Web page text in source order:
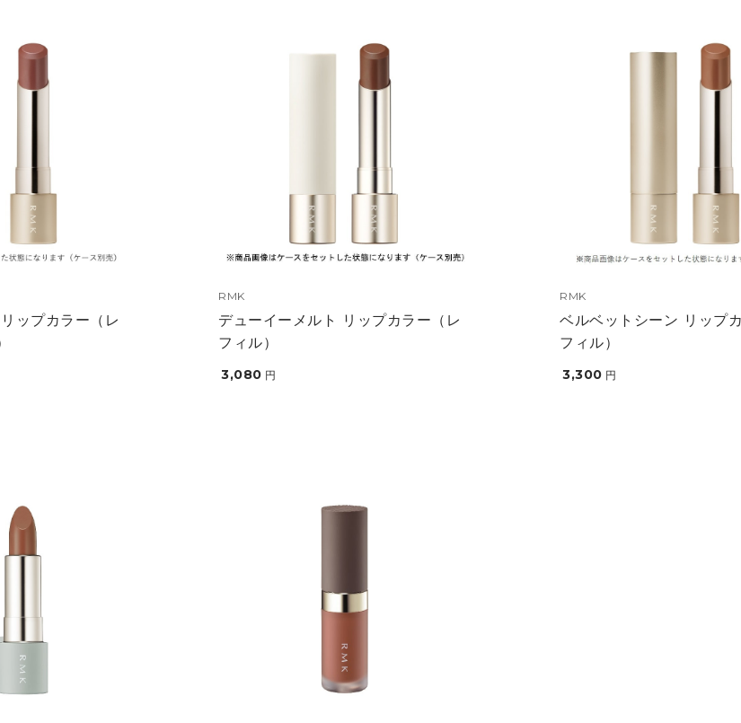
ップカラー（レ
RMK
デューイーメルト リップカラー（レ
フィル）
3,080 円
RMK
ベルベットシーン リップ
フィル）
3,300 円